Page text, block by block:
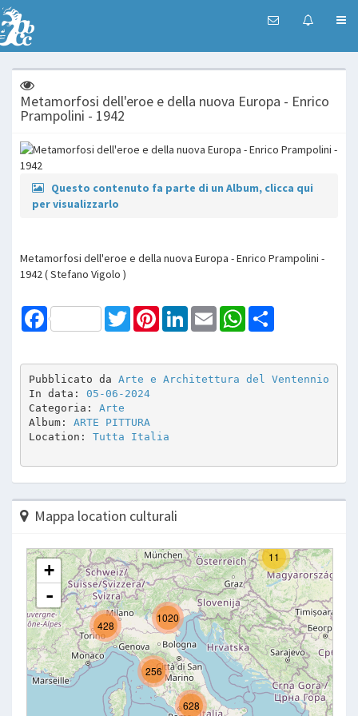
Metamorfosi dell'eroe e della nuova Europa - Enrico
Prampolini - 1942
Questo contenuto fa parte di un Album, clicca qui
per visualizzarlo
Metamorfosi dell'eroe e della nuova Europa - Enrico Prampolini -
1942 ( Stefano Vigolo )
Facebook TwitterPinterestLinkedInEmail WhatsApp
Pubblicato da Arte e Architettura del Ventennio
In data: 05-06-2024
Categoria: Arte
Album: ARTE PITTURA
Location: Tutta Italia
Mappa location culturali